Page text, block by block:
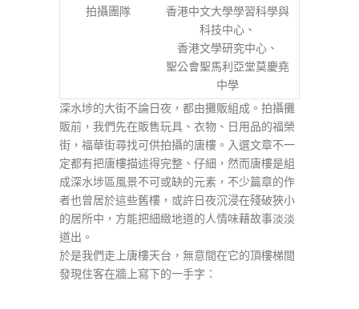
拍攝團隊
香港中文大學學習科學與
科技中心、
香港文學研究中心、
聖公會聖馬利亞堂莫慶堯
中學
深水埗的大街不論日夜，都由攤販組成。拍攝攤
販前，我們先在販售玩具、衣物、日用品的福榮
街，福華街尋找可供拍攝的唐樓。入選文章不一
定都有把唐樓描述得完整、仔細，然而唐樓是組
成深水埗區風景不可或缺的元素，不少篇章的作
者也曾居於這些舊樓，或許日夜沉浸在殘破狹小
的居所中，方能把細緻地道的人情味藉故事淡淡
道出。
於是我們走上唐樓天台，無意間在它的頂樓梯間
發現住客在牆上寫下的一手字：